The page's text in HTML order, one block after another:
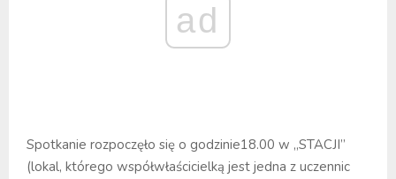
ad
Spotkanie rozpoczęło się o godzinie18.00 w „STACJI”
(lokal, którego współwłaścicielką jest jedna z uczennic